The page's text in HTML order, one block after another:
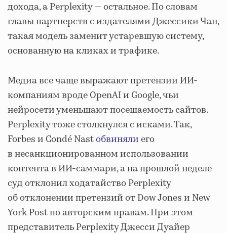
дохода, а Perplexity — остальное. По словам
главы партнерств с издателями Джессики Чан,
такая модель заменит устаревшую систему,
основанную на кликах и трафике.
Медиа все чаще выражают претензии ИИ-
компаниям вроде OpenAI и Google, чьи
нейросети уменьшают посещаемость сайтов.
Perplexity тоже столкнулся с исками. Так,
Forbes и Condé Nastобвинялиего
в несанкционированном использовании
контента в ИИ-саммари, а на прошлой неделе
суд отклонил ходатайство Perplexity
об отклонении претензий от Dow Jones и New
York Post по авторским правам. При этом
представитель Perplexity Джесси Дуайер